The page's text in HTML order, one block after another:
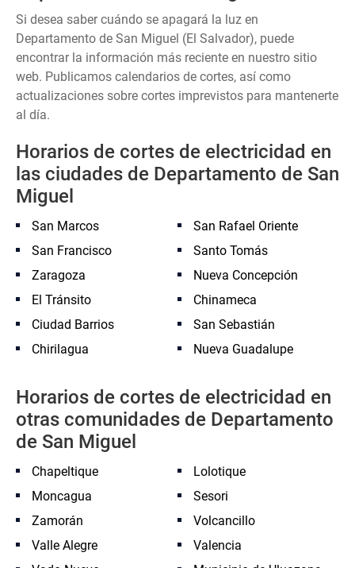
Si desea saber cuándo se apagará la luz en
Departamento de San Miguel (El Salvador), puede
encontrar la información más reciente en nuestro sitio
web. Publicamos calendarios de cortes, así como
actualizaciones sobre cortes imprevistos para mantenerte
al día.
Horarios de cortes de electricidad en
las ciudades de Departamento de San
Miguel
San Marcos
San Rafael Oriente
San Francisco
Santo Tomás
Zaragoza
Nueva Concepción
El Tránsito
Chinameca
Ciudad Barrios
San Sebastián
Chirilagua
Nueva Guadalupe
Horarios de cortes de electricidad en
otras comunidades de Departamento
de San Miguel
Chapeltique
Lolotique
Moncagua
Sesori
Zamorán
Volcancillo
Valle Alegre
Valencia